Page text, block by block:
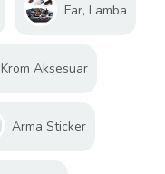
Far, Lamba
Krom Aksesuar
Arma Sticker